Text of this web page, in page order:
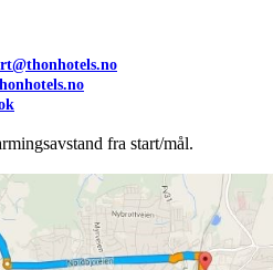
fra start/mål.